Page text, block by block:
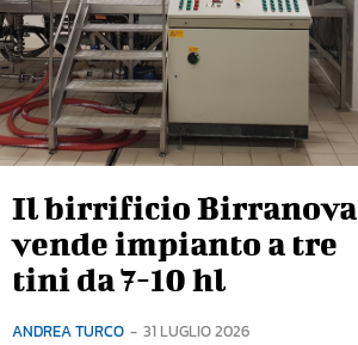
Il birrificio Birranova
vende impianto a tre
tini da 7-10 hl
ANDREA TURCO - 31 LUGLIO 2026